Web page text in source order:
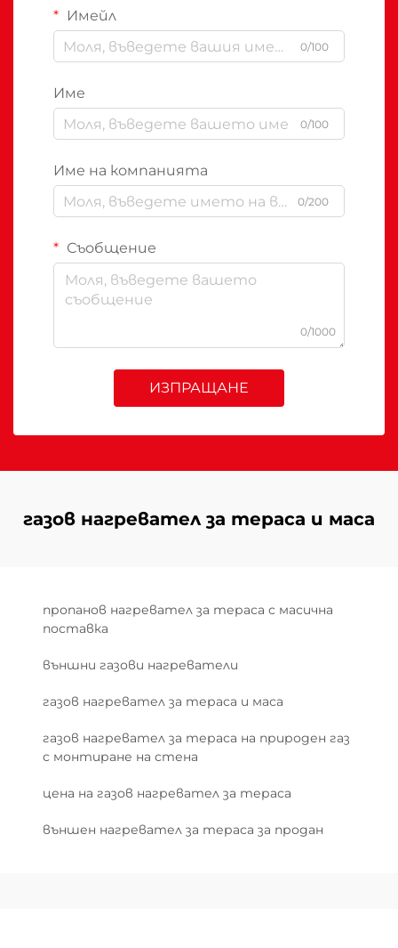
Имейл
0/100
Име
0/100
Име на компанията
0/200
Съобщение
0/1000
ИЗПРАЩАНЕ
газов нагревател за тераса и маса
пропанов нагревател за тераса с масична
поставка
външни газови нагреватели
газов нагревател за тераса и маса
газов нагревател за тераса на природен газ
с монтиране на стена
цена на газов нагревател за тераса
външен нагревател за тераса за продан